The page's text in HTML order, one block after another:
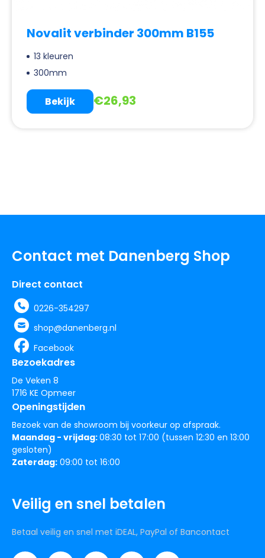
Novalit verbinder 300mm B155
13 kleuren
300mm
€26,93
Bekijk
Contact met Danenberg Shop
Direct contact
0226-354297
shop@danenberg.nl
Facebook
Bezoekadres
De Veken 8
1716 KE Opmeer
Openingstijden
Bezoek van de showroom bij voorkeur op afspraak.
Maandag - vrijdag:08:30 tot 17:00 (tussen 12:30 en 13:00
gesloten)
Zaterdag: 09:00 tot 16:00
Veilig en snel betalen
Betaal veilig en snel met iDEAL, PayPal of Bancontact